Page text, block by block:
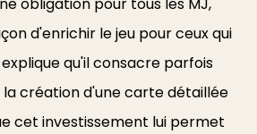
obligation pour tous les MJ,
d'enrichir le jeu pour ceux qui
qu'il consacre parfois
la création d'une carte détaillée
cet investissement lui permet